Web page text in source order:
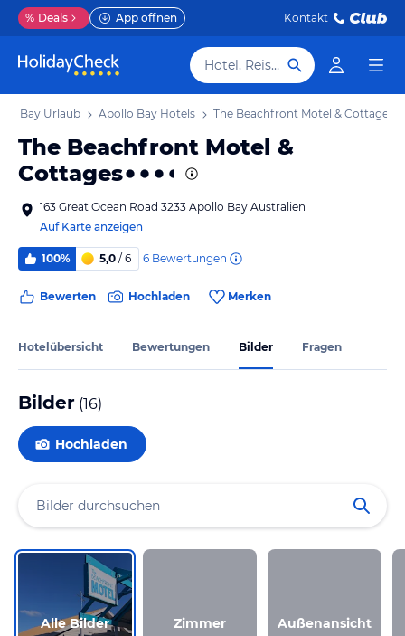
% Deals App öffnen Kontakt
Hotel, Reiseziel
Bay Urlaub Apollo Bay Hotels The Beachfront Motel & Cottages
The Beachfront Motel &
Cottages
163 Great Ocean Road 3233 Apollo Bay Australien
Auf Karte anzeigen
100% 5,0 / 6 6 Bewertungen
Bewerten Hochladen Merken
Hotelübersicht Bewertungen Bilder Fragen
Bilder (16)
Hochladen
Alle Bilder Zimmer Außenansicht